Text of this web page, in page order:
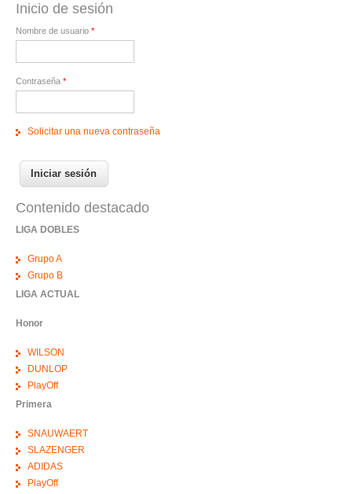
Inicio de sesión
Nombre de usuario *
Contraseña *
Solicitar una nueva contraseña
Contenido destacado
LIGA DOBLES
Grupo A
Grupo B
LIGA ACTUAL
Honor
WILSON
DUNLOP
PlayOff
Primera
SNAUWAERT
SLAZENGER
ADIDAS
PlayOff